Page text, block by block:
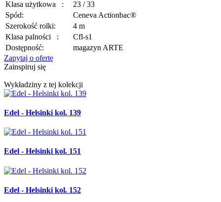
Klasa użytkowa :
23 / 33
Spód:
Ceneva Actionbac®
Szerokość rolki:
4 m
Klasa palności :
Cfl-s1
Dostępność:
magazyn ARTE
Zapytaj o ofertę
Zainspiruj się
Wykładziny z tej kolekcji
Edel - Helsinki kol. 139
Edel - Helsinki kol. 151
Edel - Helsinki kol. 152